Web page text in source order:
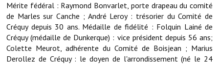
Le village dans l'intercommunalité
Communauté de communes
Autres groupements
Mérite fédéral : Raymond Bonvarlet, porte drapeau du comité
de Marles sur Canche ; André Leroy : trésorier du Comité de
Créquy depuis 30 ans. Médaille de fidélité : Folquin Lainé de
Créquy (médaille de Dunkerque) : vice président depuis 56 ans;
Colette Meurot, adhérente du Comité de Boisjean ; Marius
Derollez de Créquy : le doyen de l'arrondissement (né le 24